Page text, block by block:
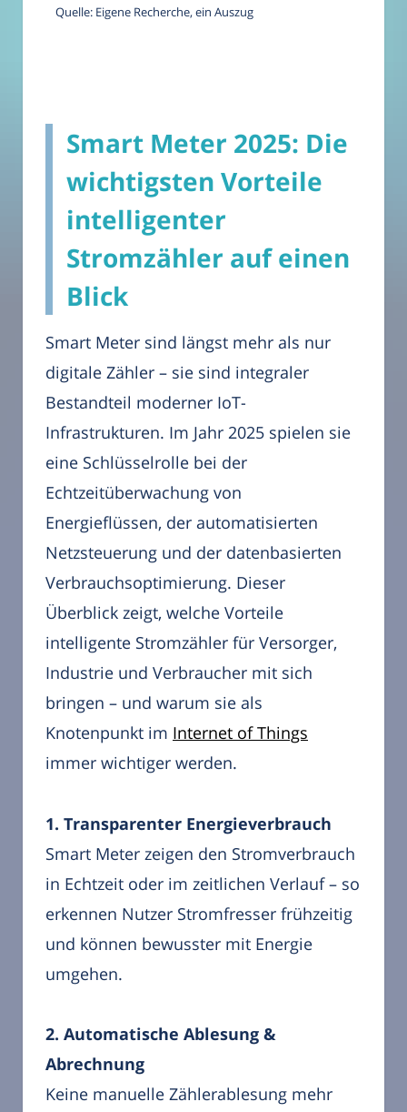
Quelle: Eigene Recherche, ein Auszug
Smart Meter 2025: Die
wichtigsten Vorteile
intelligenter
Stromzähler auf einen
Blick
Smart Meter sind längst mehr als nur
digitale Zähler – sie sind integraler
Bestandteil moderner IoT-
Infrastrukturen. Im Jahr 2025 spielen sie
eine Schlüsselrolle bei der
Echtzeitüberwachung von
Energieflüssen, der automatisierten
Netzsteuerung und der datenbasierten
Verbrauchsoptimierung. Dieser
Überblick zeigt, welche Vorteile
intelligente Stromzähler für Versorger,
Industrie und Verbraucher mit sich
bringen – und warum sie als
Knotenpunkt im Internet of Things
immer wichtiger werden.
1. Transparenter Energieverbrauch
Smart Meter zeigen den Stromverbrauch
in Echtzeit oder im zeitlichen Verlauf – so
erkennen Nutzer Stromfresser frühzeitig
und können bewusster mit Energie
umgehen.
2. Automatische Ablesung &
Abrechnung
Keine manuelle Zählerablesung mehr